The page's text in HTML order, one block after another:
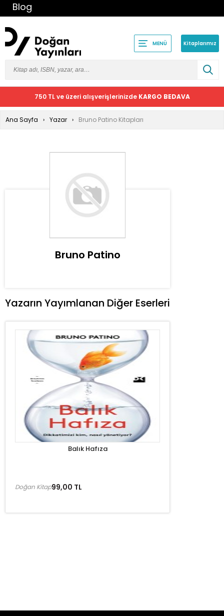
Blog
MENÜ Kitaplarımız
750 TL ve üzeri alışverişlerinizde KARGO BEDAVA
Ana Sayfa Yazar Bruno Patino Kitapları
Bruno Patino
Yazarın Yayımlanan Diğer Eserleri
Balık Hafıza
99,00 TL
Doğan Kitap